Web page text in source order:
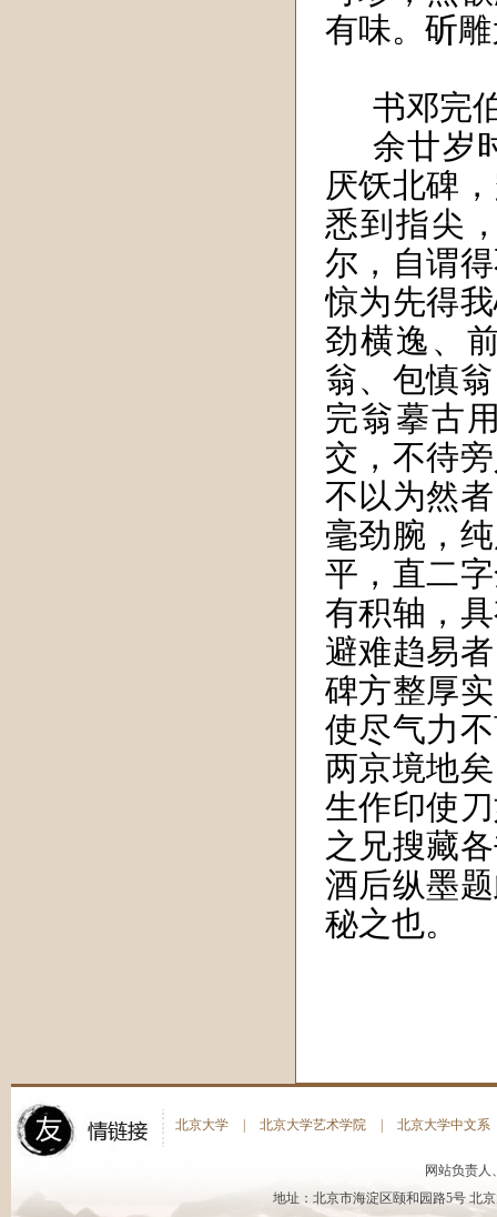
有味。斫
书邓完
余廿岁
厌饫北碑
悉到指尖
尔，自谓
惊为先得
劲横逸、
翁、包慎
完翁摹古
交，不待
不以为然
毫劲腕，
平，直二
有积轴，
避难趋易
碑方整厚
使尽气力
两京境地
生作印使
之兄搜藏
酒后纵墨
秘之也。
北京大学 北京大学艺术学院 北京大学中文系
网站负责
地址：北京市海淀区颐和园路5号 北